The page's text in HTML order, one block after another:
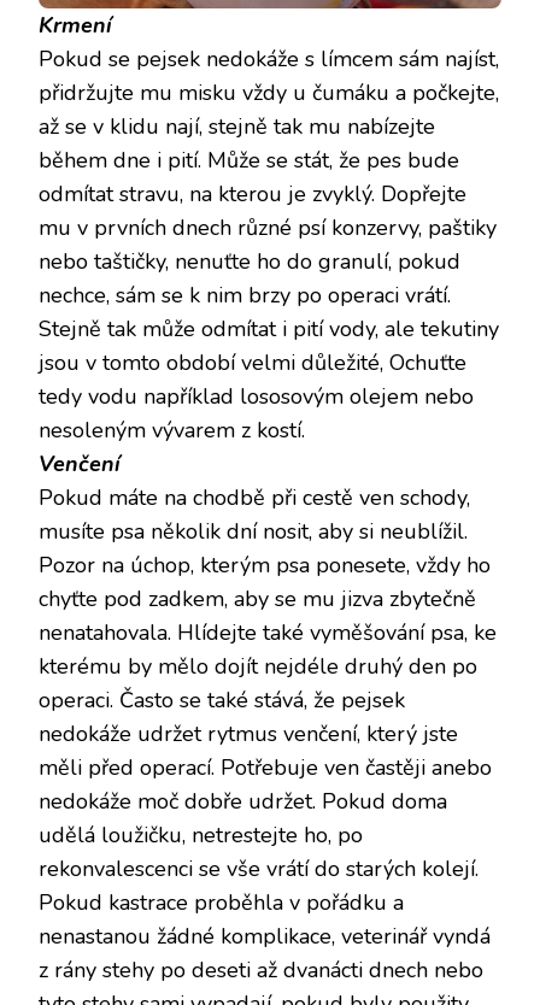
Krmení
Pokud se pejsek nedokáže s límcem sám najíst,
přidržujte mu misku vždy u čumáku a počkejte,
až se v klidu nají, stejně tak mu nabízejte
během dne i pití. Může se stát, že pes bude
odmítat stravu, na kterou je zvyklý. Dopřejte
mu v prvních dnech různé psí konzervy, paštiky
nebo taštičky, nenuťte ho do granulí, pokud
nechce, sám se k nim brzy po operaci vrátí.
Stejně tak může odmítat i pití vody, ale tekutiny
jsou v tomto období velmi důležité, Ochuťte
tedy vodu například lososovým olejem nebo
nesoleným vývarem z kostí.
Venčení
Pokud máte na chodbě při cestě ven schody,
musíte psa několik dní nosit, aby si neublížil.
Pozor na úchop, kterým psa ponesete, vždy ho
chyťte pod zadkem, aby se mu jizva zbytečně
nenatahovala. Hlídejte také vyměšování psa, ke
kterému by mělo dojít nejdéle druhý den po
operaci. Často se také stává, že pejsek
nedokáže udržet rytmus venčení, který jste
měli před operací. Potřebuje ven častěji anebo
nedokáže moč dobře udržet. Pokud doma
udělá loužičku, netrestejte ho, po
rekonvalescenci se vše vrátí do starých kolejí.
Pokud kastrace proběhla v pořádku a
nenastanou žádné komplikace, veterinář vyndá
z rány stehy po deseti až dvanácti dnech nebo